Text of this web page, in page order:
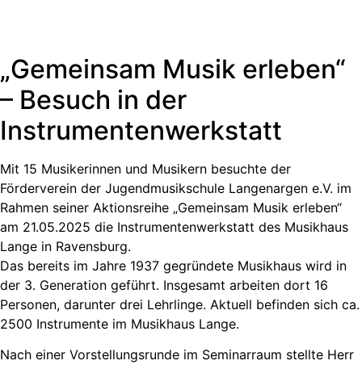
„Gemeinsam Musik erleben“
– Besuch in der
Instrumentenwerkstatt
Mit 15 Musikerinnen und Musikern besuchte der
Förderverein der Jugendmusikschule Langenargen e.V. im
Rahmen seiner Aktionsreihe „Gemeinsam Musik erleben“
am 21.05.2025 die Instrumentenwerkstatt des Musikhaus
Lange in Ravensburg.
Das bereits im Jahre 1937 gegründete Musikhaus wird in
der 3. Generation geführt. Insgesamt arbeiten dort 16
Personen, darunter drei Lehrlinge. Aktuell befinden sich ca.
2500 Instrumente im Musikhaus Lange.
Nach einer Vorstellungsrunde im Seminarraum stellte Herr